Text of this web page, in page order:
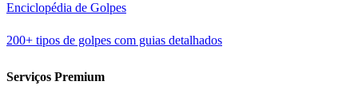
Enciclopédia de Golpes
200+ tipos de golpes com guias detalhados
Serviços Premium